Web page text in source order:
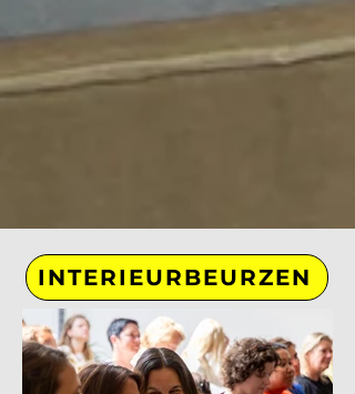
INTERIEURBEURZEN